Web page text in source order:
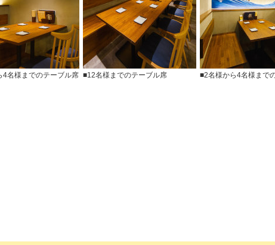
4名様までのテーブル席 ■12名様までのテーブル席 ■2名様から4名様まで